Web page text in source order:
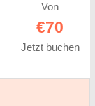
Von
€70
Jetzt buchen